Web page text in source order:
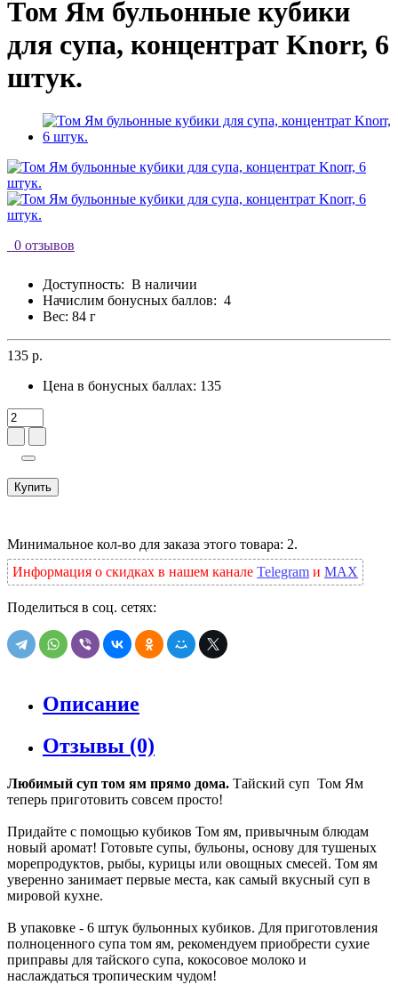
Том Ям бульонные кубики
для супа, концентрат Knorr, 6
штук.
0 отзывов
Доступность: В наличии
Начислим бонусных баллов: 4
Вес: 84 г
135 р.
Цена в бонусных баллах: 135
Купить
Минимальное кол-во для заказа этого товара: 2.
Информация о скидках в нашем канале Telegram и MAX
Поделиться в соц. сетях:
Описание
Отзывы (0)
Любимый суп том ям прямо дома. Тайский суп Том Ям
теперь приготовить совсем просто!
Придайте с помощью кубиков Том ям, привычным блюдам
новый аромат! Готовьте супы, бульоны, основу для тушеных
морепродуктов, рыбы, курицы или овощных смесей. Том ям
уверенно занимает первые места, как самый вкусный суп в
мировой кухне.
В упаковке - 6 штук бульонных кубиков. Для приготовления
полноценного супа том ям, рекомендуем приобрести сухие
приправы для тайского супа, кокосовое молоко и
наслаждаться тропическим чудом!